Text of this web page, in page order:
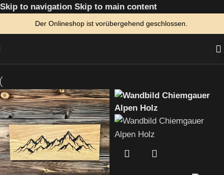
Skip to navigation Skip to main content
Der Onlineshop ist vorübergehend geschlossen.